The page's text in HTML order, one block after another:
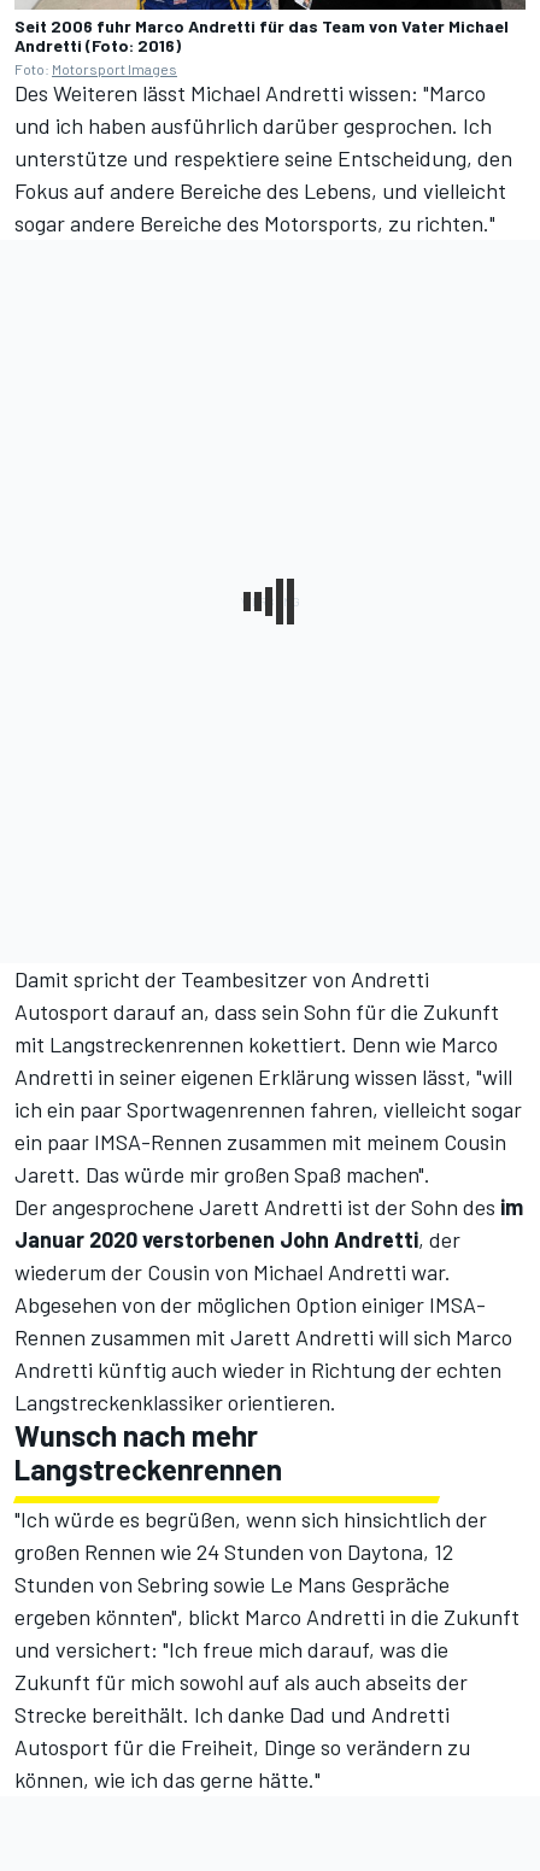
Seit 2006 fuhr Marco Andretti für das Team von Vater Michael
Andretti (Foto: 2016)
Foto: Motorsport Images
Des Weiteren lässt Michael Andretti wissen: "Marco
und ich haben ausführlich darüber gesprochen. Ich
unterstütze und respektiere seine Entscheidung, den
Fokus auf andere Bereiche des Lebens, und vielleicht
sogar andere Bereiche des Motorsports, zu richten."
Damit spricht der Teambesitzer von Andretti
Autosport darauf an, dass sein Sohn für die Zukunft
mit Langstreckenrennen kokettiert. Denn wie Marco
Andretti in seiner eigenen Erklärung wissen lässt, "will
ich ein paar Sportwagenrennen fahren, vielleicht sogar
ein paar IMSA-Rennen zusammen mit meinem Cousin
Jarett. Das würde mir großen Spaß machen".
Der angesprochene Jarett Andretti ist der Sohn des im
Januar 2020 verstorbenen John Andretti, der
wiederum der Cousin von Michael Andretti war.
Abgesehen von der möglichen Option einiger IMSA-
Rennen zusammen mit Jarett Andretti will sich Marco
Andretti künftig auch wieder in Richtung der echten
Langstreckenklassiker orientieren.
Wunsch nach mehr
Langstreckenrennen
"Ich würde es begrüßen, wenn sich hinsichtlich der
großen Rennen wie 24 Stunden von Daytona, 12
Stunden von Sebring sowie Le Mans Gespräche
ergeben könnten", blickt Marco Andretti in die Zukunft
und versichert: "Ich freue mich darauf, was die
Zukunft für mich sowohl auf als auch abseits der
Strecke bereithält. Ich danke Dad und Andretti
Autosport für die Freiheit, Dinge so verändern zu
können, wie ich das gerne hätte."